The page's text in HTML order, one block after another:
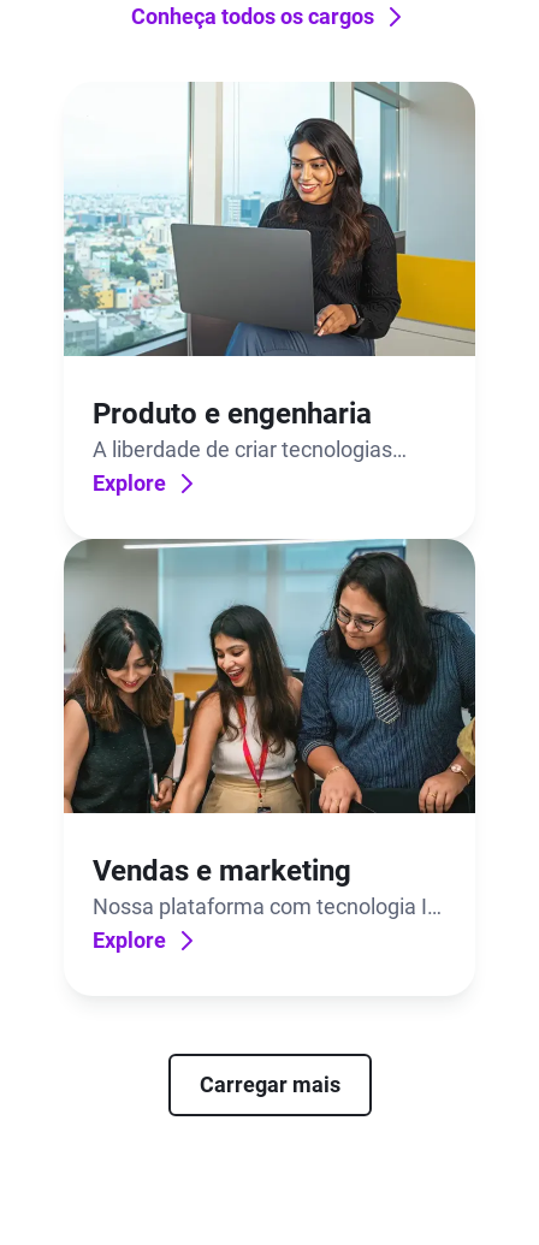
Conheça todos os cargos
Produto e engenharia
A liberdade de criar tecnologias
revolucionárias. O suporte apoio
Explore
Vendas e marketing
Nossa plataforma com tecnologia IA
ajuda os clientes a entregar
Explore
Carregar mais